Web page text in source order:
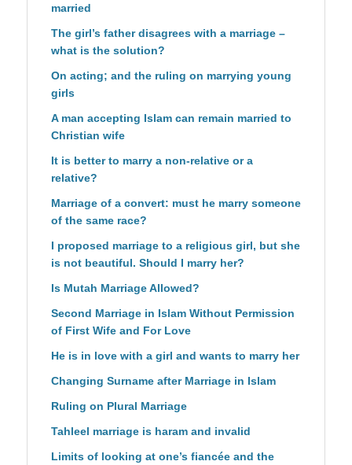
married
The girl’s father disagrees with a marriage –
what is the solution?
On acting; and the ruling on marrying young
girls
A man accepting Islam can remain married to
Christian wife
It is better to marry a non-relative or a
relative?
Marriage of a convert: must he marry someone
of the same race?
I proposed marriage to a religious girl, but she
is not beautiful. Should I marry her?
Is Mutah Marriage Allowed?
Second Marriage in Islam Without Permission
of First Wife and For Love
He is in love with a girl and wants to marry her
Changing Surname after Marriage in Islam
Ruling on Plural Marriage
Tahleel marriage is haram and invalid
Limits of looking at one’s fiancée and the